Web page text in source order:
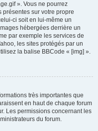
». Vous ne pourrez
sur votre propre
ci soit en lui-même un
hébergées derrière un
par exemple les services de
les sites protégés par un
la balise BBCode « [img] ».
très importantes que
en haut de chaque forum
Les permissions concernant les
du forum.